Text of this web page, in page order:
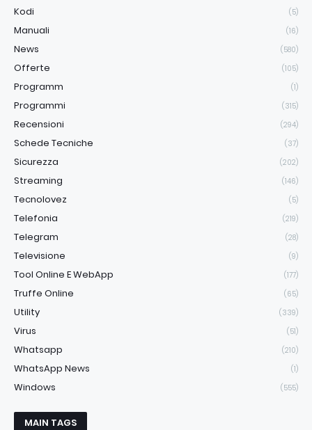
Kodi (5)
Manuali (16)
News (580)
Offerte (105)
Programm (1)
Programmi (315)
Recensioni (294)
Schede Tecniche (37)
Sicurezza (202)
Streaming (146)
Tecnolovez (5)
Telefonia (219)
Telegram (28)
Televisione (9)
Tool Online E WebApp (177)
Truffe Online (65)
Utility (339)
Virus (51)
Whatsapp (210)
WhatsApp News (1)
Windows (555)
MAIN TAGS